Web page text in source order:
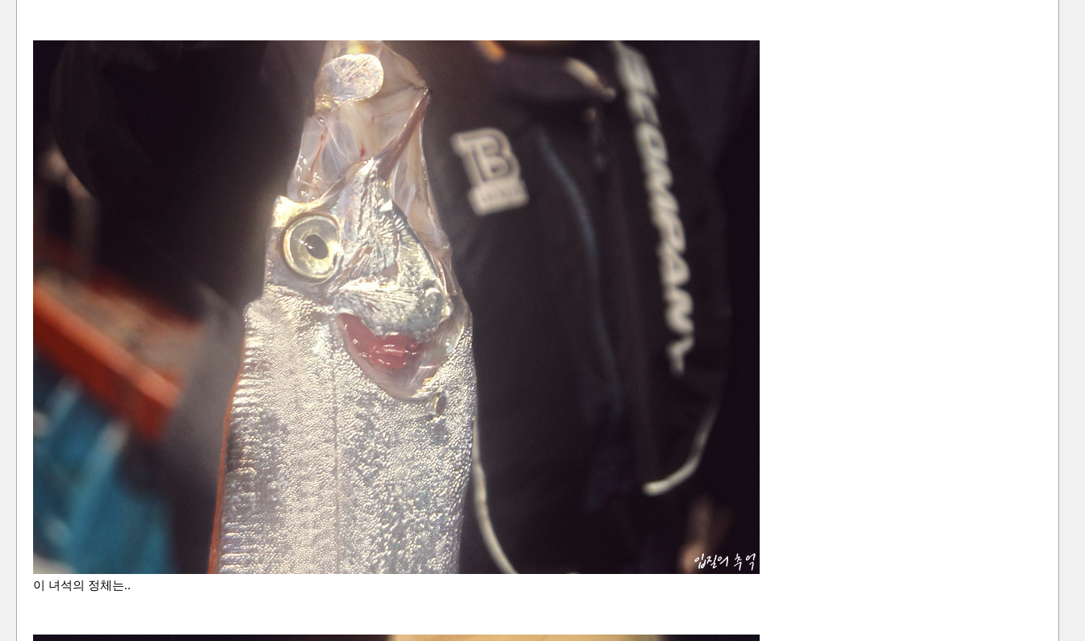
이 녀석의 정체는..